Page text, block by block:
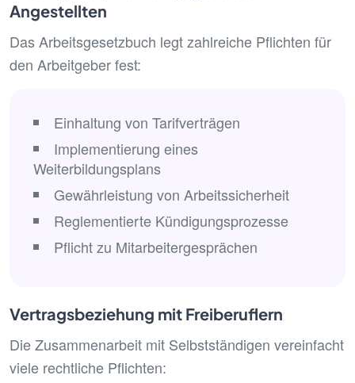
Angestellten
Das Arbeitsgesetzbuch legt zahlreiche Pflichten für
den Arbeitgeber fest:
Einhaltung von Tarifverträgen
Implementierung eines
Weiterbildungsplans
Gewährleistung von Arbeitssicherheit
Reglementierte Kündigungsprozesse
Pflicht zu Mitarbeitergesprächen
Vertragsbeziehung mit Freiberuflern
Die Zusammenarbeit mit Selbstständigen vereinfacht
viele rechtliche Pflichten: